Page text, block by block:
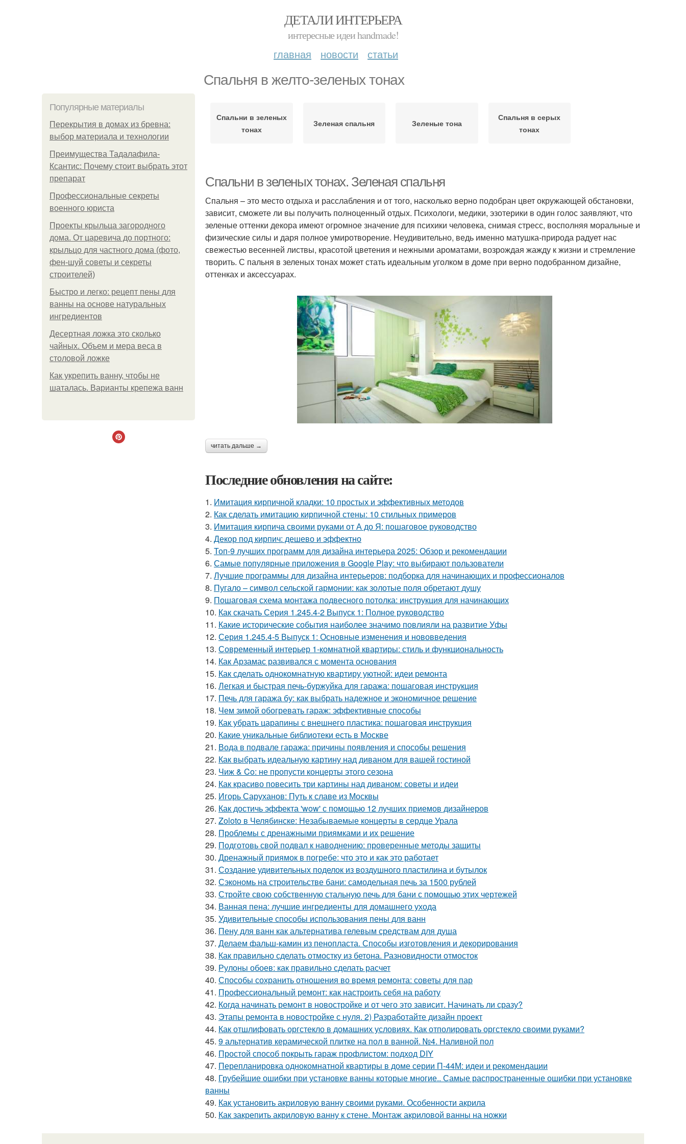
ДЕТАЛИ ИНТЕРЬЕРА
интересные идеи handmade!
главная новости статьи
Спальня в желто-зеленых тонах
Популярные материалы
Перекрытия в домах из бревна:
выбор материала и технологии
Преимущества Тадалафила-
Ксантис: Почему стоит выбрать этот
препарат
Профессиональные секреты
военного юриста
Проекты крыльца загородного
дома. От царевича до портного:
крыльцо для частного дома (фото,
фен-шуй советы и секреты
строителей)
Быстро и легко: рецепт пены для
ванны на основе натуральных
ингредиентов
Десертная ложка это сколько
чайных. Объем и мера веса в
столовой ложке
Как укрепить ванну, чтобы не
шаталась. Варианты крепежа ванн
Спальни в зеленых
тонах
Зеленая спальня Зеленые тона
Спальня в серых
тонах
Спальни в зеленых тонах. Зеленая спальня
Спальня – это место отдыха и расслабления и от того, насколько верно подобран цвет окружающей обстановки,
зависит, сможете ли вы получить полноценный отдых. Психологи, медики, эзотерики в один голос заявляют, что
зеленые оттенки декора имеют огромное значение для психики человека, снимая стресс, восполняя моральные и
физические силы и даря полное умиротворение. Неудивительно, ведь именно матушка-природа радует нас
свежестью весенней листвы, красотой цветения и нежными ароматами, возрождая жажду к жизни и стремление
творить. С пальня в зеленых тонах может стать идеальным уголком в доме при верно подобранном дизайне,
оттенках и аксессуарах.
читать дальше →
Последние обновления на сайте:
1. Имитация кирпичной кладки: 10 простых и эффективных методов
2. Как сделать имитацию кирпичной стены: 10 стильных примеров
3. Имитация кирпича своими руками от А до Я: пошаговое руководство
4. Декор под кирпич: дешево и эффектно
5. Топ-9 лучших программ для дизайна интерьера 2025: Обзор и рекомендации
6. Самые популярные приложения в Google Play: что выбирают пользователи
7. Лучшие программы для дизайна интерьеров: подборка для начинающих и профессионалов
8. Пугало – символ сельской гармонии: как золотые поля обретают душу
9. Пошаговая схема монтажа подвесного потолка: инструкция для начинающих
10. Как скачать Серия 1.245.4-2 Выпуск 1: Полное руководство
11. Какие исторические события наиболее значимо повлияли на развитие Уфы
12. Серия 1.245.4-5 Выпуск 1: Основные изменения и нововведения
13. Современный интерьер 1-комнатной квартиры: стиль и функциональность
14. Как Арзамас развивался с момента основания
15. Как сделать однокомнатную квартиру уютной: идеи ремонта
16. Легкая и быстрая печь-буржуйка для гаража: пошаговая инструкция
17. Печь для гаража бу: как выбрать надежное и экономичное решение
18. Чем зимой обогревать гараж: эффективные способы
19. Как убрать царапины с внешнего пластика: пошаговая инструкция
20. Какие уникальные библиотеки есть в Москве
21. Вода в подвале гаража: причины появления и способы решения
22. Как выбрать идеальную картину над диваном для вашей гостиной
23. Чиж & Co: не пропусти концерты этого сезона
24. Как красиво повесить три картины над диваном: советы и идеи
25. Игорь Саруханов: Путь к славе из Москвы
26. Как достичь эффекта 'wow' с помощью 12 лучших приемов дизайнеров
27. Zoloto в Челябинске: Незабываемые концерты в сердце Урала
28. Проблемы с дренажными приямками и их решение
29. Подготовь свой подвал к наводнению: проверенные методы защиты
30. Дренажный приямок в погребе: что это и как это работает
31. Создание удивительных поделок из воздушного пластилина и бутылок
32. Сэкономь на строительстве бани: самодельная печь за 1500 рублей
33. Стройте свою собственную стальную печь для бани с помощью этих чертежей
34. Ванная пена: лучшие ингредиенты для домашнего ухода
35. Удивительные способы использования пены для ванн
36. Пену для ванн как альтернатива гелевым средствам для душа
37. Делаем фальш-камин из пенопласта. Способы изготовления и декорирования
38. Как правильно сделать отмостку из бетона. Разновидности отмосток
39. Рулоны обоев: как правильно сделать расчет
40. Способы сохранить отношения во время ремонта: советы для пар
41. Профессиональный ремонт: как настроить себя на работу
42. Когда начинать ремонт в новостройке и от чего это зависит. Начинать ли сразу?
43. Этапы ремонта в новостройке с нуля. 2) Разработайте дизайн проект
44. Как отшлифовать оргстекло в домашних условиях. Как отполировать оргстекло своими руками?
45. 9 альтернатив керамической плитке на пол в ванной. №4. Наливной пол
46. Простой способ покрыть гараж профлистом: подход DIY
47. Перепланировка однокомнатной квартиры в доме серии П-44М: идеи и рекомендации
48. Грубейшие ошибки при установке ванны которые многие.. Самые распространенные ошибки при установке
ванны
49. Как установить акриловую ванну своими руками. Особенности акрила
50. Как закрепить акриловую ванну к стене. Монтаж акриловой ванны на ножки